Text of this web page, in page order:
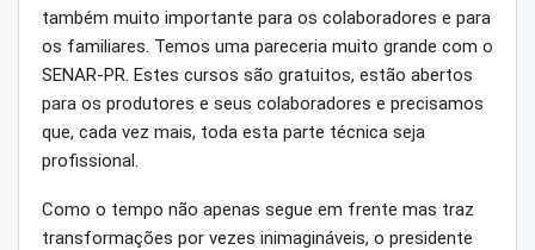
também muito importante para os colaboradores e para
os familiares. Temos uma pareceria muito grande com o
SENAR-PR. Estes cursos são gratuitos, estão abertos
para os produtores e seus colaboradores e precisamos
que, cada vez mais, toda esta parte técnica seja
profissional.
Como o tempo não apenas segue em frente mas traz
transformações por vezes inimagináveis, o presidente